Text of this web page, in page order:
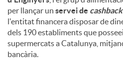
per llançar un servei de cashback
l'entitat financera disposar de
dels 190 establiments que
supermercats a Catalunya,
bancària.